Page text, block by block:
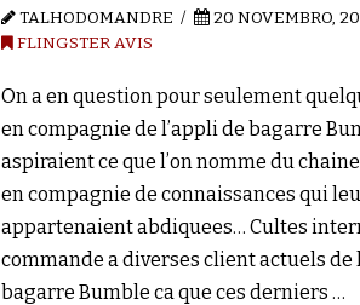
TALHODOMANDRE
20 NOVEMBRO,
FLINGSTER AVIS
On a en question pour seulement
en compagnie de l’appli de bagarre
aspiraient ce que l’on nomme du
en compagnie de connaissances qui
appartenaient abdiquees… Cultes
commande a diverses client actuels de
bagarre Bumble ca que ces derniers …